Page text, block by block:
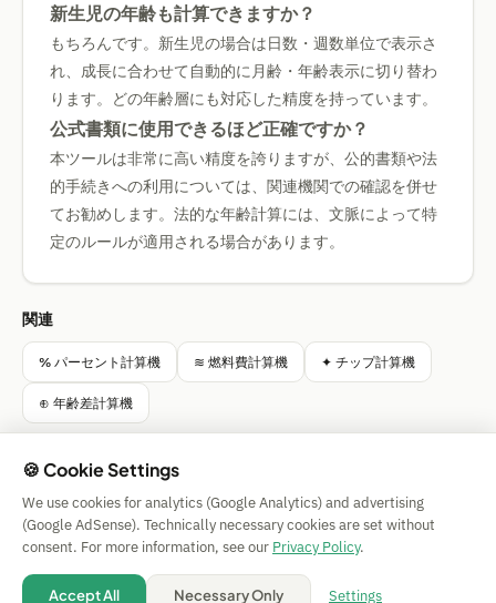
新生児の年齢も計算できますか？
もちろんです。新生児の場合は日数・週数単位で表示さ
れ、成長に合わせて自動的に月齢・年齢表示に切り替わ
ります。どの年齢層にも対応した精度を持っています。
公式書類に使用できるほど正確ですか？
本ツールは非常に高い精度を誇りますが、公的書類や法
的手続きへの利用については、関連機関での確認を併せ
てお勧めします。法的な年齢計算には、文脈によって特
定のルールが適用される場合があります。
関連
% パーセント計算機 ≋ 燃料費計算機 ✦ チップ計算機
⊕ 年齢差計算機
Simple Calculator
Impressum
| Privacy | Terms |
🍪 Cookies
💡 Suggest a calculator
🍪 Cookie Settings
We use cookies for analytics (Google Analytics) and advertising
(Google AdSense). Technically necessary cookies are set without
consent. For more information, see our Privacy Policy.
Accept All Necessary Only Settings